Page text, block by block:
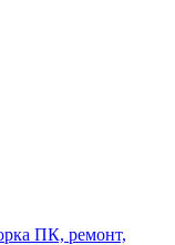
ПК, ремонт,